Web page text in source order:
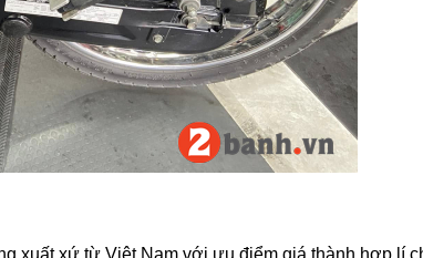
xuất xứ từ Việt Nam với ưu điểm giá thành hợp lí